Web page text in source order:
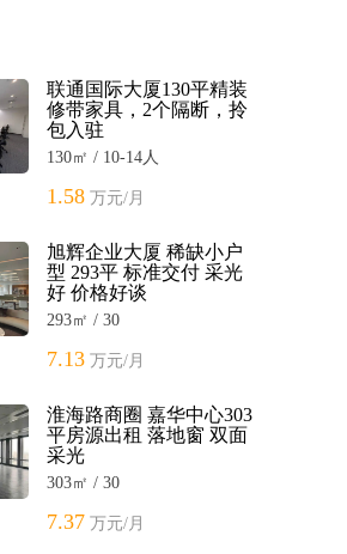
联通国际大厦130平精装
修带家具，2个隔断，拎
包入驻
130㎡ / 10-14人
1.58 万元/月
旭辉企业大厦 稀缺小户
型 293平 标准交付 采光
好 价格好谈
293㎡ / 30
7.13 万元/月
淮海路商圈 嘉华中心303
平房源出租 落地窗 双面
采光
303㎡ / 30
7.37 万元/月